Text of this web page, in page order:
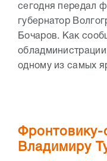
сегодня передал
губернатор
Бочаров. Как
одному из самых
Фронтовику-
Владимиру